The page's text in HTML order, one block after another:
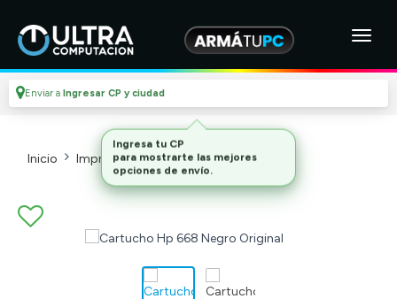
Enviar a Ingresar CP y ciudad
Inicio Impresoras Y Cartuchos Cartuchos